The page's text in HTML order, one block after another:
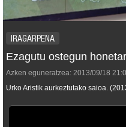
IRAGARPENA
Ezagutu ostegun
Azken eguneratzea: 2013/09/18
Urko Aristik aurkeztutako saioa.